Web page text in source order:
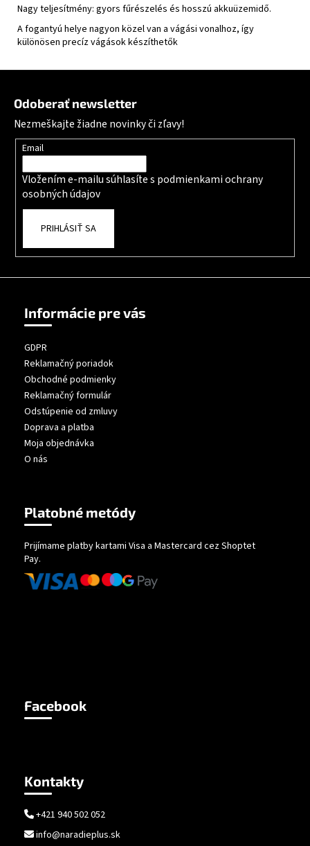
Nagy teljesítmény: gyors fűrészelés és hosszú akkuüzemidő.
A fogantyú helye nagyon közel van a vágási vonalhoz, így
különösen precíz vágások készíthetők
Odoberať newsletter
Nezmeškajte žiadne novinky či zľavy!
Email
Vložením e-mailu súhlasíte s podmienkami ochrany
osobných údajov
PRIHLÁSIŤ SA
Informácie pre vás
GDPR
Reklamačný poriadok
Obchodné podmienky
Reklamačný formulár
Odstúpenie od zmluvy
Doprava a platba
Moja objednávka
O nás
Platobné metódy
Prijímame platby kartami Visa a Mastercard cez Shoptet
Pay.
Facebook
Kontakty
+421 940 502 052
info@naradieplus.sk